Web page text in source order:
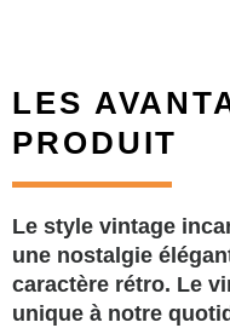
LES
PRODUIT
Le style vintage
une nostalgie
caractère rétro. Le
unique à notre